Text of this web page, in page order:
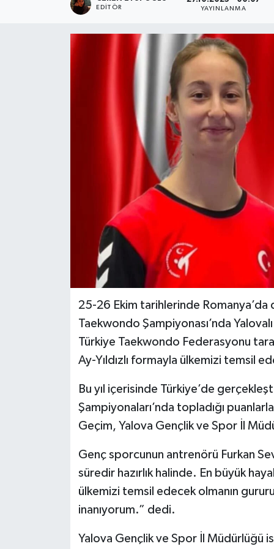
EDITÖR YAYINLANMA
25-26 Ekim tarihlerinde Romanya’da
Taekwondo Şampiyonası’nda
Türkiye Taekwondo Federasyonu
Ay-Yıldızlı formayla ülkemizi temsil
Bu yıl içerisinde Türkiye’de
Şampiyonaları’nda topladığı
Geçim, Yalova Gençlik ve Spor İl
Genç sporcunun antrenörü Furkan
süredir hazırlık halinde. En büyük
ülkemizi temsil edecek olmanın
inanıyorum.” dedi.
Yalova Gençlik ve Spor İl Müdürlüğü